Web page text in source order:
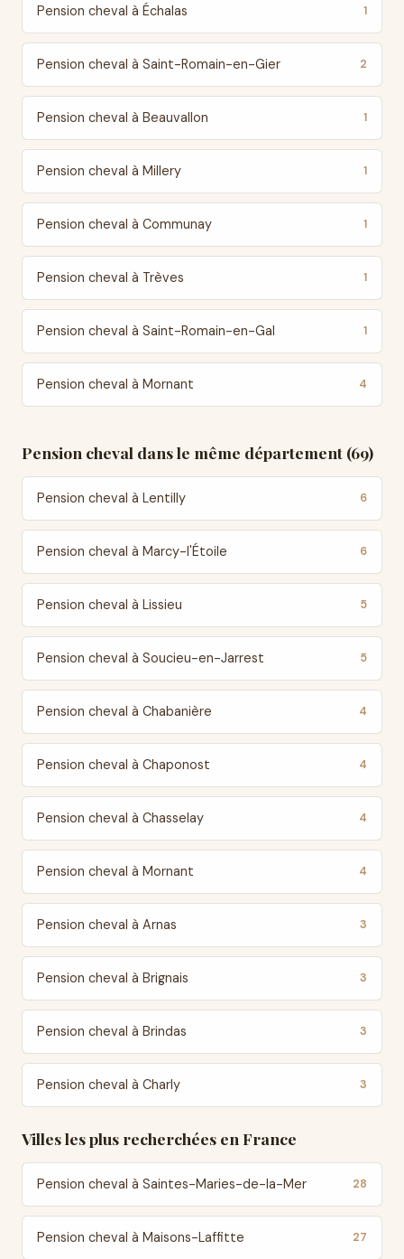
Pension cheval à Échalas 1
Pension cheval à Saint-Romain-en-Gier 2
Pension cheval à Beauvallon 1
Pension cheval à Millery 1
Pension cheval à Communay 1
Pension cheval à Trèves 1
Pension cheval à Saint-Romain-en-Gal 1
Pension cheval à Mornant 4
Pension cheval dans le même département (69)
Pension cheval à Lentilly 6
Pension cheval à Marcy-l'Étoile 6
Pension cheval à Lissieu 5
Pension cheval à Soucieu-en-Jarrest 5
Pension cheval à Chabanière 4
Pension cheval à Chaponost 4
Pension cheval à Chasselay 4
Pension cheval à Mornant 4
Pension cheval à Arnas 3
Pension cheval à Brignais 3
Pension cheval à Brindas 3
Pension cheval à Charly 3
Villes les plus recherchées en France
Pension cheval à Saintes-Maries-de-la-Mer 28
Pension cheval à Maisons-Laffitte 27